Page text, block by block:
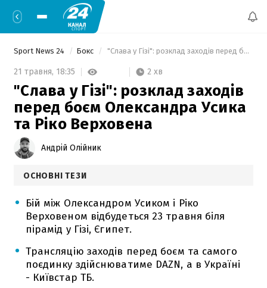
Sport News 24 Бокс "Слава у Гізі": розклад заходів перед боєм Олександра Усика та Ріко Верховена
21 травня, 18:35 2 хв
"Слава у Гізі": розклад заходів
перед боєм Олександра Усика
та Ріко Верховена
Андрій Олійник
ОСНОВНІ ТЕЗИ
Бій між Олександром Усиком і Ріко
Верховеном відбудеться 23 травня біля
пірамід у Гізі, Єгипет.
Трансляцію заходів перед боєм та самого
поєдинку здійснюватиме DAZN, а в Україні
- Київстар ТБ.